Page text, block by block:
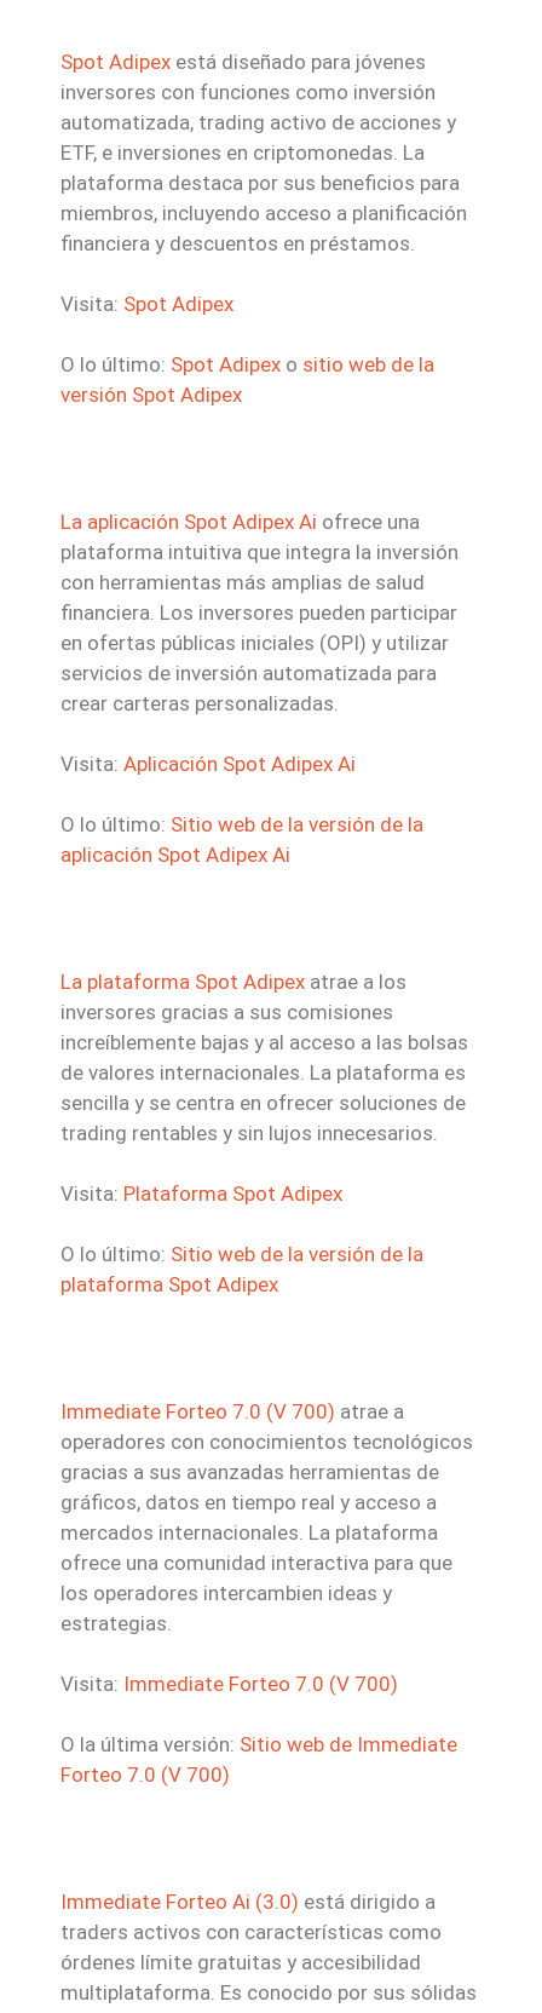
Spot Adipex está diseñado para jóvenes
inversores con funciones como inversión
automatizada, trading activo de acciones y
ETF, e inversiones en criptomonedas. La
plataforma destaca por sus beneficios para
miembros, incluyendo acceso a planificación
financiera y descuentos en préstamos.
Visita: Spot Adipex
O lo último: Spot Adipex o sitio web de la
versión Spot Adipex
La aplicación Spot Adipex Ai ofrece una
plataforma intuitiva que integra la inversión
con herramientas más amplias de salud
financiera. Los inversores pueden participar
en ofertas públicas iniciales (OPI) y utilizar
servicios de inversión automatizada para
crear carteras personalizadas.
Visita: Aplicación Spot Adipex Ai
O lo último: Sitio web de la versión de la
aplicación Spot Adipex Ai
La plataforma Spot Adipex atrae a los
inversores gracias a sus comisiones
increíblemente bajas y al acceso a las bolsas
de valores internacionales. La plataforma es
sencilla y se centra en ofrecer soluciones de
trading rentables y sin lujos innecesarios.
Visita: Plataforma Spot Adipex
O lo último: Sitio web de la versión de la
plataforma Spot Adipex
Immediate Forteo 7.0 (V 700) atrae a
operadores con conocimientos tecnológicos
gracias a sus avanzadas herramientas de
gráficos, datos en tiempo real y acceso a
mercados internacionales. La plataforma
ofrece una comunidad interactiva para que
los operadores intercambien ideas y
estrategias.
Visita: Immediate Forteo 7.0 (V 700)
O la última versión: Sitio web de Immediate
Forteo 7.0 (V 700)
Immediate Forteo Ai (3.0) está dirigido a
traders activos con características como
órdenes límite gratuitas y accesibilidad
multiplataforma. Es conocido por sus sólidas